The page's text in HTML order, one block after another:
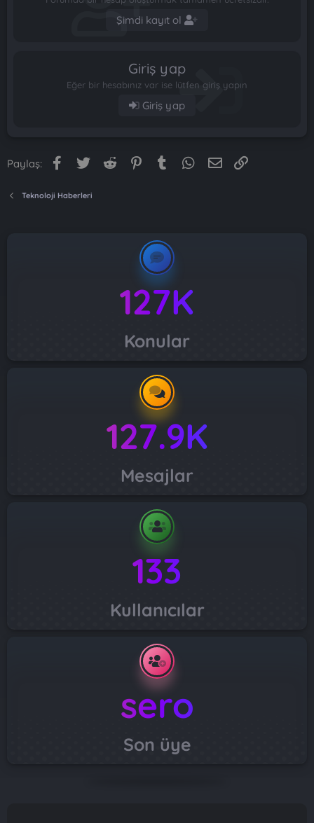
Şimdi kayıt ol
Giriş yap
Eğer bir hesabınız var ise lütfen giriş yapın
Giriş yap
Paylaş: Facebook
Twitter Reddit PinterestTumblr WhatsApp
E-posta
Teknoloji Haberleri
127K
Konular
127.9K
Mesajlar
133
Kullanıcılar
sero
Son üye